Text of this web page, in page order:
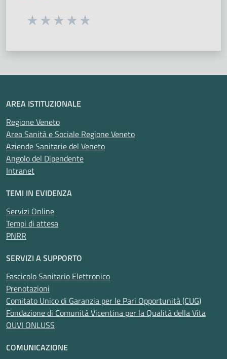
Seleziona una valutazione da 1 a 5 stelle
AREA ISTITUZIONALE
Regione Veneto
Area Sanità e Sociale Regione Veneto
Aziende Sanitarie del Veneto
Angolo del Dipendente
Intranet
TEMI IN EVIDENZA
Servizi Online
Tempi di attesa
PNRR
SERVIZI A SUPPORTO
Fascicolo Sanitario Elettronico
Prenotazioni
Comitato Unico di Garanzia per le Pari Opportunità (CUG)
Fondazione di Comunità Vicentina per la Qualità della Vita
OUVI ONLUSS
COMUNICAZIONE